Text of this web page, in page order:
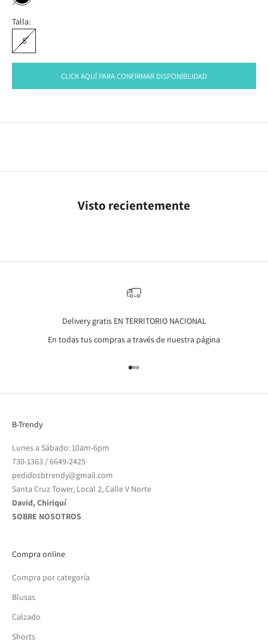
Talla:
S
CLICK AQUÍ PARA CONFIRMAR DISPONIBLIDAD
Visto recientemente
Delivery gratis EN TERRITORIO NACIONAL
En todas tus compras a través de nuestra página
Go to item 1
Go to item 2
Go to item 3
B-Trendy
Lunes a Sábado: 10am-6pm
730-1363 /6649-2425
pedidosbtrendy@gmail.com
Santa Cruz Tower, Local 2, Calle V Norte
David, Chiriquí
SOBRE NOSOTROS
Compra online
Compra por categoría
Blusas
Calzado
Shorts